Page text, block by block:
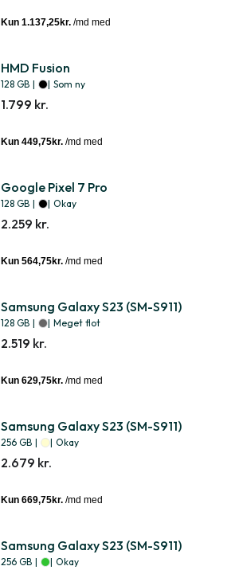
HMD Fusion
128 GB | | Som ny
1.799 kr.
Google Pixel 7 Pro
128 GB | | Okay
2.259 kr.
Samsung Galaxy S23 (SM-S911)
128 GB | | Meget flot
2.519 kr.
Samsung Galaxy S23 (SM-S911)
256 GB | | Okay
2.679 kr.
Samsung Galaxy S23 (SM-S911)
256 GB | | Okay